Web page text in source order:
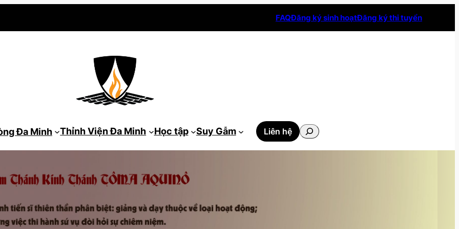
FAQĐăng ký sinh hoạtĐăng ký thi tuyển
Đa Minh Thỉnh Viện Đa Minh Học tập Suy Gẫm Liên hệ
Tìm
kiếm